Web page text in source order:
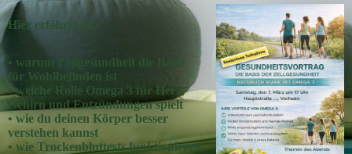
Hier erfährst du:
• warum Zellgesundheit die Basis
für Wohlbefinden ist
• welche Rolle Omega 3 für Herz,
Gehirn und Entzündungen spielt
• wie du deinen Körper besser
verstehen kannst
• wie Trockenbluttests funktionieren